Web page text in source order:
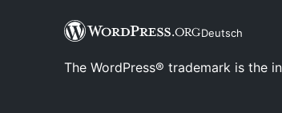
Deutsch
The WordPress® trademark is the